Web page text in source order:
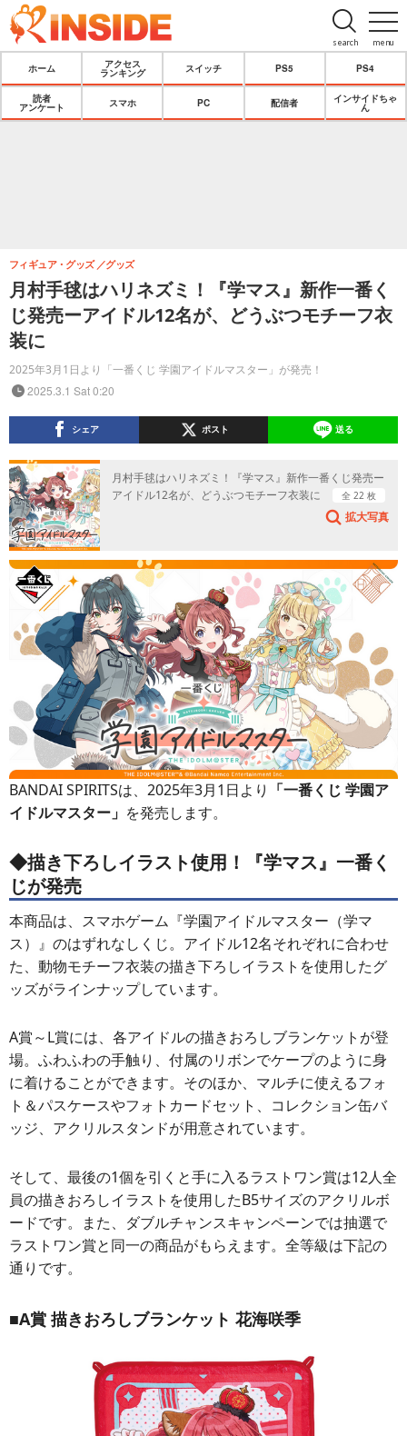
menu
search
ホーム
アクセス
ランキング
スイッチ PS5 PS4
読者
アンケート
スマホ PC 配信者
インサイドちゃ
ん
月村手毬はハリネズミ！『学マス』新作一番く
じ発売ーアイドル12名が、どうぶつモチーフ衣
装に
2025年3月1日より「一番くじ 学園アイドルマスター」が発売！
フィギュア・グッズ グッズ
2025.3.1 Sat 0:20
シェア ポスト 送る
月村手毬はハリネズミ！『学マス』新作一番くじ発売ー
アイドル12名が、どうぶつモチーフ衣装に
全 22 枚
拡大写真
BANDAI SPIRITSは、2025年3月1日より 「一番くじ 学園ア
イドルマスター」 を発売します。
◆描き下ろしイラスト使用！『学マス』一番く
じが発売
本商品は、スマホゲーム『学園アイドルマスター（学マ
ス）』のはずれなしくじ。アイドル12名それぞれに合わせ
た、動物モチーフ衣装の描き下ろしイラストを使用したグ
ッズがラインナップしています。
A賞～L賞には、各アイドルの描きおろしブランケットが登
場。ふわふわの手触り、付属のリボンでケープのように身
に着けることができます。そのほか、マルチに使えるフォ
ト＆パスケースやフォトカードセット、コレクション缶バ
ッジ、アクリルスタンドが用意されています。
そして、最後の1個を引くと手に入るラストワン賞は12人全
員の描きおろしイラストを使用したB5サイズのアクリルボ
ードです。また、ダブルチャンスキャンペーンでは抽選で
ラストワン賞と同一の商品がもらえます。全等級は下記の
通りです。
■A賞 描きおろしブランケット 花海咲季